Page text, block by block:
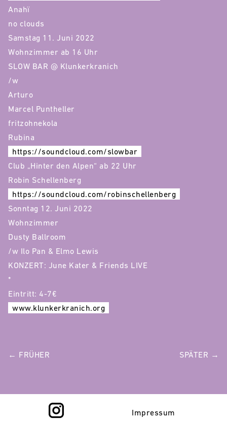
Anahï
no clouds
Samstag 11. Juni 2022
Wohnzimmer ab 16 Uhr
SLOW BAR @ Klunkerkranich
/w
Arturo
Marcel Puntheller
fritzohnekola
Rubina
https://soundcloud.com/slowbar
Club „Hinter den Alpen“ ab 22 Uhr
Robin Schellenberg
https://soundcloud.com/robinschellenberg
Sonntag 12. Juni 2022
Wohnzimmer
Dusty Ballroom
/w Ilo Pan & Elmo Lewis
KONZERT: June Kater & Friends LIVE
*
Eintritt: 4-7€
www.klunkerkranich.org
POST
← FRÜHER SPÄTER →
Impressum